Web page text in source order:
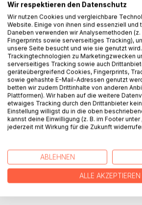
understand the proof techniques used
properties of languages - and, above
computability lie.
With numerous examples, illustrative
proofs, and exercises with sample
ideal for students, instructors, and
systematically dive into the subject.
the Pumping Lemma, Myhill-Nerode
theorem, diagonalization, and Rice's
presented in an accessible way and
respect to their implications.
chapters are modular, proofs are fully
wherever technicalities might be
highlighted. A wealth of exercises and
encourages active understanding -
Wir respektieren den Datenschutz
Wir nutzen Cookies und vergleichbare
Website. Einige von ihnen sind essenziell und
Daneben verwenden wir Analysemethoden
Fingerprints sowie serverseitiges Tracking),
unsere Seite besucht und wie sie genutzt
Trackingtechnologien zu Marketingzwecken
serverseitiges Tracking sowie auch
geräteübergreifend Cookies, Fingerprints,
sowie gehashte E-Mail-Adressen genutzt
betten wir zudem Drittinhalte von anderen
Plattformen). Wir haben auf die weitere
etwaiges Tracking durch den Drittanbieter
Einstellung willigst du in die oben
kannst deine Einwilligung (z. B. im Footer unter
jederzeit mit Wirkung für die Zukunft
ABLEHNEN
ALLE AKZEPTIEREN